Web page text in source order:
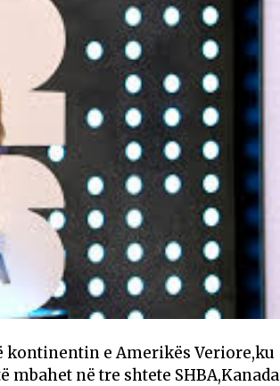
kontinentin e Amerikës Veriore,ku
mbahet në tre shtete SHBA,Kanada